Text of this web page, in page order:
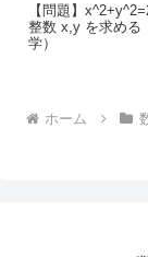
【問題】
整数 x,y を求める
学）
ホーム